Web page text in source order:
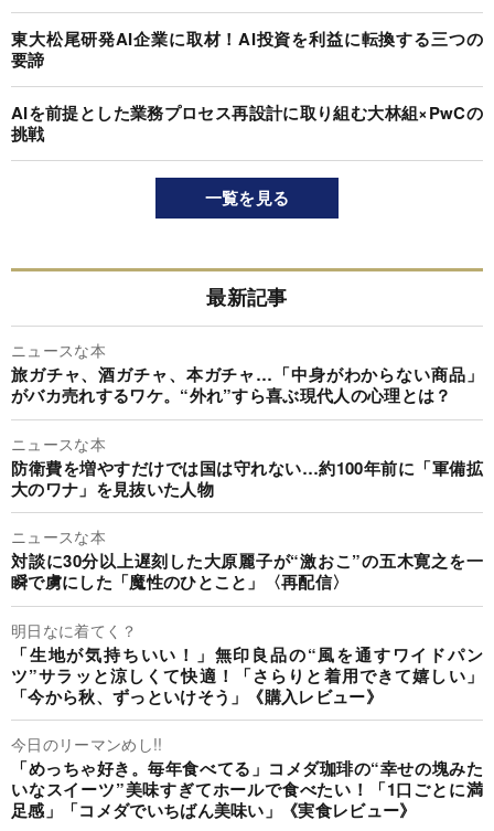
東大松尾研発AI企業に取材！AI投資を利益に転換する三つの
要諦
AIを前提とした業務プロセス再設計に取り組む大林組×PwCの
挑戦
一覧を見る
最新記事
ニュースな本
旅ガチャ、酒ガチャ、本ガチャ…「中身がわからない商品」
がバカ売れするワケ。“外れ”すら喜ぶ現代人の心理とは？
ニュースな本
防衛費を増やすだけでは国は守れない…約100年前に「軍備拡
大のワナ」を見抜いた人物
ニュースな本
対談に30分以上遅刻した大原麗子が“激おこ”の五木寛之を一
瞬で虜にした「魔性のひとこと」〈再配信〉
明日なに着てく？
「生地が気持ちいい！」無印良品の“風を通すワイドパン
ツ”サラッと涼しくて快適！「さらりと着用できて嬉しい」
「今から秋、ずっといけそう」《購入レビュー》
今日のリーマンめし!!
「めっちゃ好き。毎年食べてる」コメダ珈琲の“幸せの塊みた
いなスイーツ”美味すぎてホールで食べたい！「1口ごとに満
足感」「コメダでいちばん美味い」《実食レビュー》